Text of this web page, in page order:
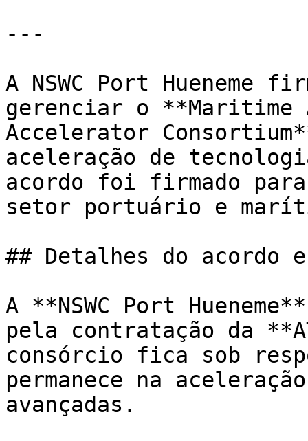
---
A NSWC Port Hueneme
gerenciar o **Maritime
Accelerator
aceleração de
acordo foi firmado
setor portuário e
## Detalhes do acordo
A **NSWC Port
pela contratação da
consórcio fica sob
permanece na
avançadas.